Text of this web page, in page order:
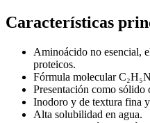
Características
Aminoácido no esencial,
proteicos.
Fórmula molecular
Presentación como sólido
Inodoro y de textura fina
Alta solubilidad en agua.